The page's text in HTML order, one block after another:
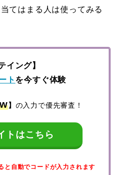
てはまる人は使ってみる
イング】
ト を今すぐ体験
】 の入力で優先審査！
トはこちら
自動でコードが入力されます